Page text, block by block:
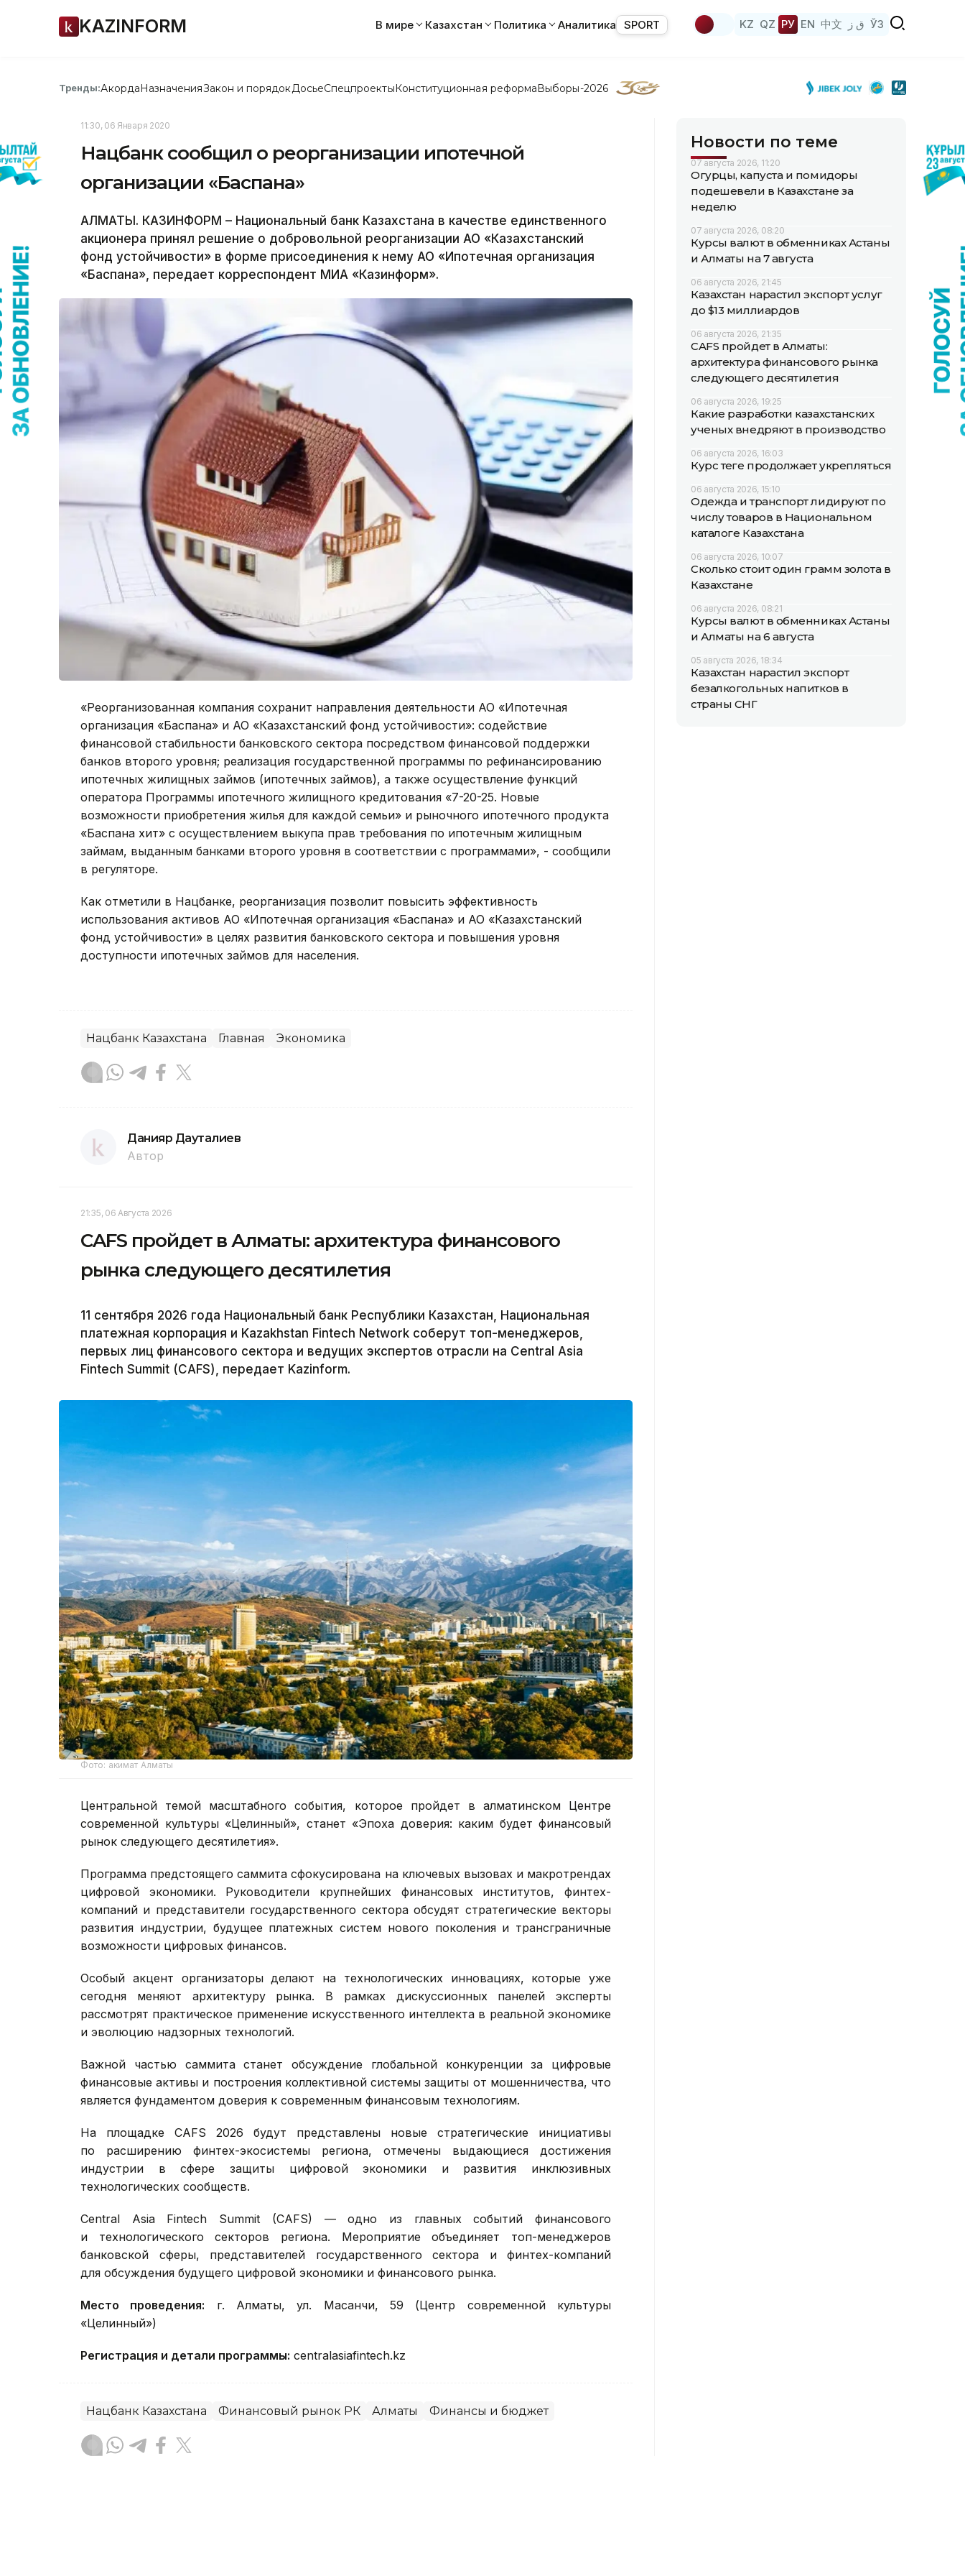
KAZINFORM В мире Казахстан Политика Аналитика SPORT KZ QZ РУ EN 中文 ق ز ЎЗ
Тренды:АкордаНазначенияЗакон и порядок ДосьеСпецпроектыКонституционная реформаВыборы-2026
11:30, 06 Января 2020
Нацбанк сообщил о реорганизации ипотечной
организации «Баспана»
АЛМАТЫ. КАЗИНФОРМ – Национальный банк Казахстана в качестве единственного
акционера принял решение о добровольной реорганизации АО «Казахстанский
фонд устойчивости» в форме присоединения к нему АО «Ипотечная организация
«Баспана», передает корреспондент МИА «Казинформ».
«Реорганизованная компания сохранит направления деятельности АО «Ипотечная
организация «Баспана» и АО «Казахстанский фонд устойчивости»: содействие
финансовой стабильности банковского сектора посредством финансовой поддержки
банков второго уровня; реализация государственной программы по рефинансированию
ипотечных жилищных займов (ипотечных займов), а также осуществление функций
оператора Программы ипотечного жилищного кредитования «7-20-25. Новые
возможности приобретения жилья для каждой семьи» и рыночного ипотечного продукта
«Баспана хит» с осуществлением выкупа прав требования по ипотечным жилищным
займам, выданным банками второго уровня в соответствии с программами», - сообщили
в регуляторе.
Как отметили в Нацбанке, реорганизация позволит повысить эффективность
использования активов АО «Ипотечная организация «Баспана» и АО «Казахстанский
фонд устойчивости» в целях развития банковского сектора и повышения уровня
доступности ипотечных займов для населения.
Нацбанк Казахстана Главная Экономика
Данияр Дауталиев
Автор
21:35, 06 Августа 2026
CAFS пройдет в Алматы: архитектура финансового
рынка следующего десятилетия
11 сентября 2026 года Национальный банк Республики Казахстан, Национальная
платежная корпорация и Kazakhstan Fintech Network соберут топ-менеджеров,
первых лиц финансового сектора и ведущих экспертов отрасли на Central Asia
Fintech Summit (CAFS), передает Kazinform.
Фото: акимат Алматы
Центральной темой масштабного события, которое пройдет в алматинском Центре
современной культуры «Целинный», станет «Эпоха доверия: каким будет финансовый
рынок следующего десятилетия».
Программа предстоящего саммита сфокусирована на ключевых вызовах и макротрендах
цифровой экономики. Руководители крупнейших финансовых институтов, финтех-
компаний и представители государственного сектора обсудят стратегические векторы
развития индустрии, будущее платежных систем нового поколения и трансграничные
возможности цифровых финансов.
Особый акцент организаторы делают на технологических инновациях, которые уже
сегодня меняют архитектуру рынка. В рамках дискуссионных панелей эксперты
рассмотрят практическое применение искусственного интеллекта в реальной экономике
и эволюцию надзорных технологий.
Важной частью саммита станет обсуждение глобальной конкуренции за цифровые
финансовые активы и построения коллективной системы защиты от мошенничества, что
является фундаментом доверия к современным финансовым технологиям.
На площадке CAFS 2026 будут представлены новые стратегические инициативы
по расширению финтех-экосистемы региона, отмечены выдающиеся достижения
индустрии в сфере защиты цифровой экономики и развития инклюзивных
технологических сообществ.
Central Asia Fintech Summit (CAFS) — одно из главных событий финансового
и технологического секторов региона. Мероприятие объединяет топ-менеджеров
банковской сферы, представителей государственного сектора и финтех-компаний
для обсуждения будущего цифровой экономики и финансового рынка.
Место проведения: г. Алматы, ул. Масанчи, 59 (Центр современной культуры
«Целинный»)
Регистрация и детали программы: centralasiafintech.kz
Нацбанк Казахстана Финансовый рынок РК Алматы Финансы и бюджет
Новости по теме
07 августа 2026, 11:20
Огурцы, капуста и помидоры
подешевели в Казахстане за
неделю
07 августа 2026, 08:20
Курсы валют в обменниках Астаны
и Алматы на 7 августа
06 августа 2026, 21:45
Казахстан нарастил экспорт услуг
до $13 миллиардов
06 августа 2026, 21:35
CAFS пройдет в Алматы:
архитектура финансового рынка
следующего десятилетия
06 августа 2026, 19:25
Какие разработки казахстанских
ученых внедряют в производство
06 августа 2026, 16:03
Курс теңге продолжает укрепляться
06 августа 2026, 15:10
Одежда и транспорт лидируют по
числу товаров в Национальном
каталоге Казахстана
06 августа 2026, 10:07
Сколько стоит один грамм золота в
Казахстане
06 августа 2026, 08:21
Курсы валют в обменниках Астаны
и Алматы на 6 августа
05 августа 2026, 18:34
Казахстан нарастил экспорт
безалкогольных напитков в
страны СНГ